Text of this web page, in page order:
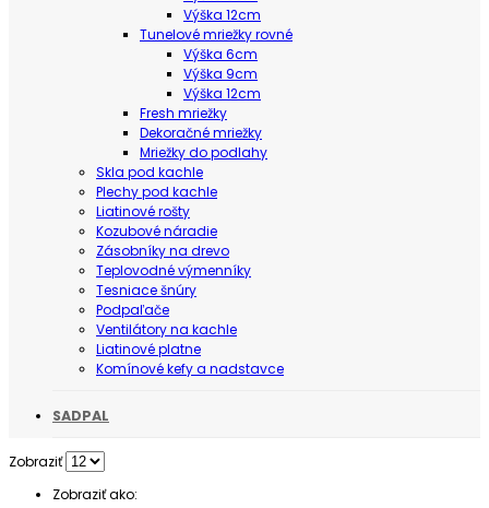
Výška 12cm
Tunelové mriežky rovné
Výška 6cm
Výška 9cm
Výška 12cm
Fresh mriežky
Dekoračné mriežky
Mriežky do podlahy
Skla pod kachle
Plechy pod kachle
Liatinové rošty
Kozubové náradie
Zásobníky na drevo
Teplovodné výmenníky
Tesniace šnúry
Podpaľače
Ventilátory na kachle
Liatinové platne
Komínové kefy a nadstavce
SADPAL
Zobraziť
Zobraziť ako: